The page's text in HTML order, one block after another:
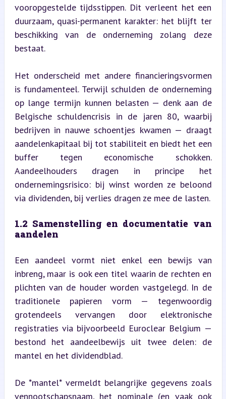
vooropgestelde tijdsstippen. Dit verleent het een
duurzaam, quasi-permanent karakter: het blijft ter
beschikking van de onderneming zolang deze
bestaat.
Het onderscheid met andere financieringsvormen
is fundamenteel. Terwijl schulden de onderneming
op lange termijn kunnen belasten — denk aan de
Belgische schuldencrisis in de jaren 80, waarbij
bedrijven in nauwe schoentjes kwamen — draagt
aandelenkapitaal bij tot stabiliteit en biedt het een
buffer tegen economische schokken.
Aandeelhouders dragen in principe het
ondernemingsrisico: bij winst worden ze beloond
via dividenden, bij verlies dragen ze mee de lasten.
1.2 Samenstelling en documentatie van
aandelen
Een aandeel vormt niet enkel een bewijs van
inbreng, maar is ook een titel waarin de rechten en
plichten van de houder worden vastgelegd. In de
traditionele papieren vorm — tegenwoordig
grotendeels vervangen door elektronische
registraties via bijvoorbeeld Euroclear Belgium —
bestond het aandeelbewijs uit twee delen: de
mantel en het dividendblad.
De *mantel* vermeldt belangrijke gegevens zoals
vennootschapsnaam, het nominale (en vaak ook